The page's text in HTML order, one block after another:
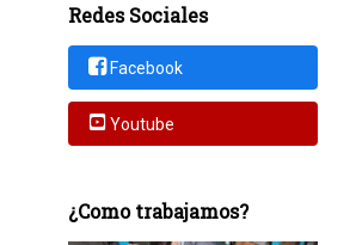
Redes Sociales
Facebook
Youtube
¿Como trabajamos?